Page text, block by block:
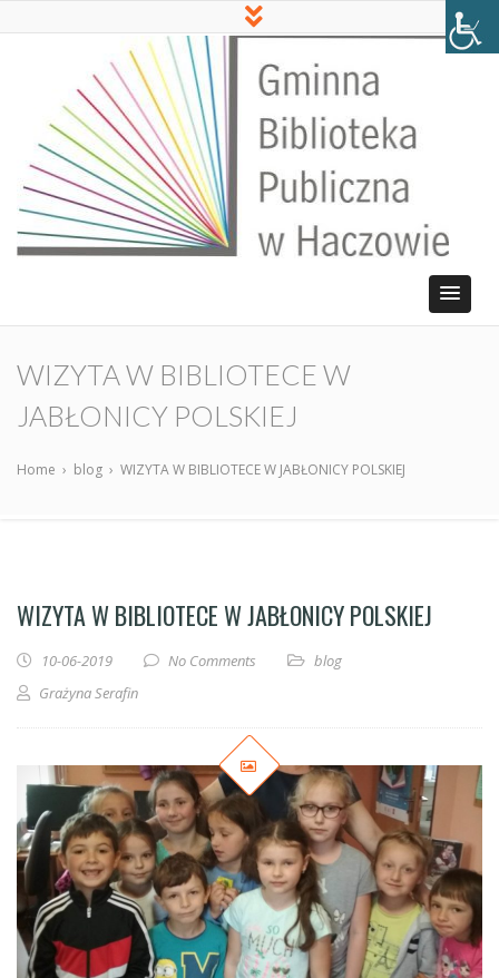
WIZYTA W BIBLIOTECE W
JABŁONICY POLSKIEJ
Home › blog › WIZYTA W BIBLIOTECE W JABŁONICY POLSKIEJ
WIZYTA W BIBLIOTECE W JABŁONICY POLSKIEJ
10-06-2019 No Comments
blog
Grażyna Serafin